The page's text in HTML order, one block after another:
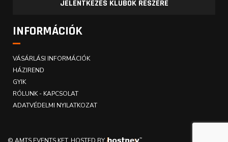
JELENTKEZÉS KLUBOK RÉSZÉRE
INFORMÁCIÓK
VÁSÁRLÁSI INFORMÁCIÓK
HÁZIREND
GYIK
RÓLUNK - KAPCSOLAT
ADATVÉDELMI NYILATKOZAT